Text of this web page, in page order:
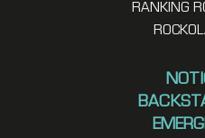
RANKING